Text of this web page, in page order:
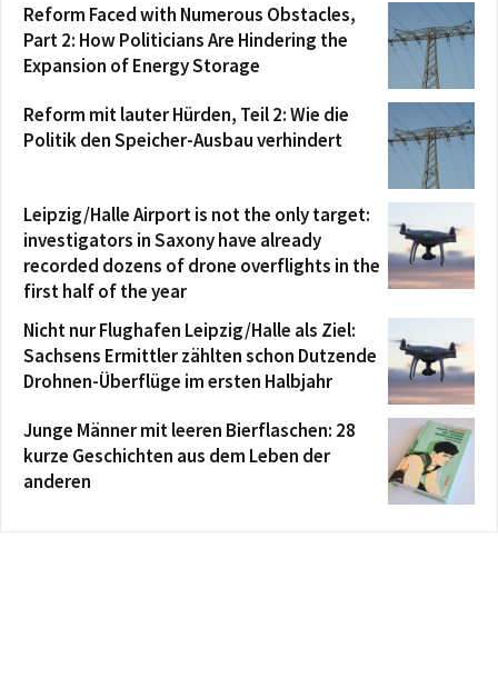
Reform Faced with Numerous Obstacles,
Part 2: How Politicians Are Hindering the
Expansion of Energy Storage
Reform mit lauter Hürden, Teil 2: Wie die
Politik den Speicher-Ausbau verhindert
Leipzig/Halle Airport is not the only target:
investigators in Saxony have already
recorded dozens of drone overflights in the
first half of the year
Nicht nur Flughafen Leipzig/Halle als Ziel:
Sachsens Ermittler zählten schon Dutzende
Drohnen-Überflüge im ersten Halbjahr
Junge Männer mit leeren Bierflaschen: 28
kurze Geschichten aus dem Leben der
anderen